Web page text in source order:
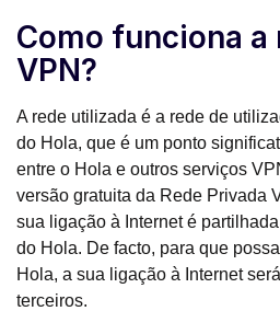
Como funciona a
VPN?
A rede utilizada é a rede de
do Hola, que é um ponto
entre o Hola e outros serviços
versão gratuita da Rede Privada
sua ligação à Internet é
do Hola. De facto, para que
Hola, a sua ligação à Internet
terceiros.